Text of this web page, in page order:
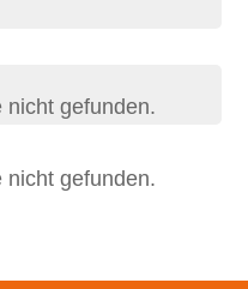
nicht gefunden.
nicht gefunden.